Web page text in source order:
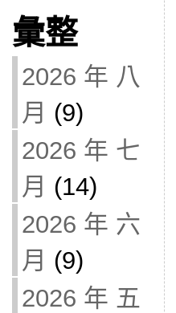
彙整
2026 年 八
月 (9)
2026 年 七
月 (14)
2026 年 六
月 (9)
2026 年 五